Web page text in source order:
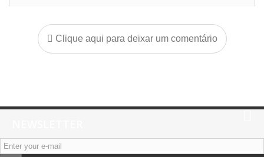
Clique aqui para deixar um comentário